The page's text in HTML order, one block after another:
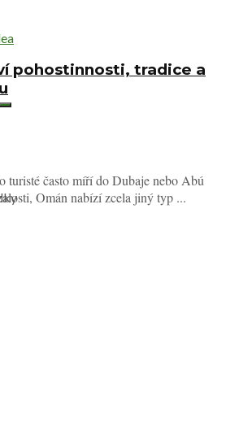
pohostinnosti, tradice a
turisté často míří do Dubaje nebo Abú
Omán nabízí zcela jiný typ ...